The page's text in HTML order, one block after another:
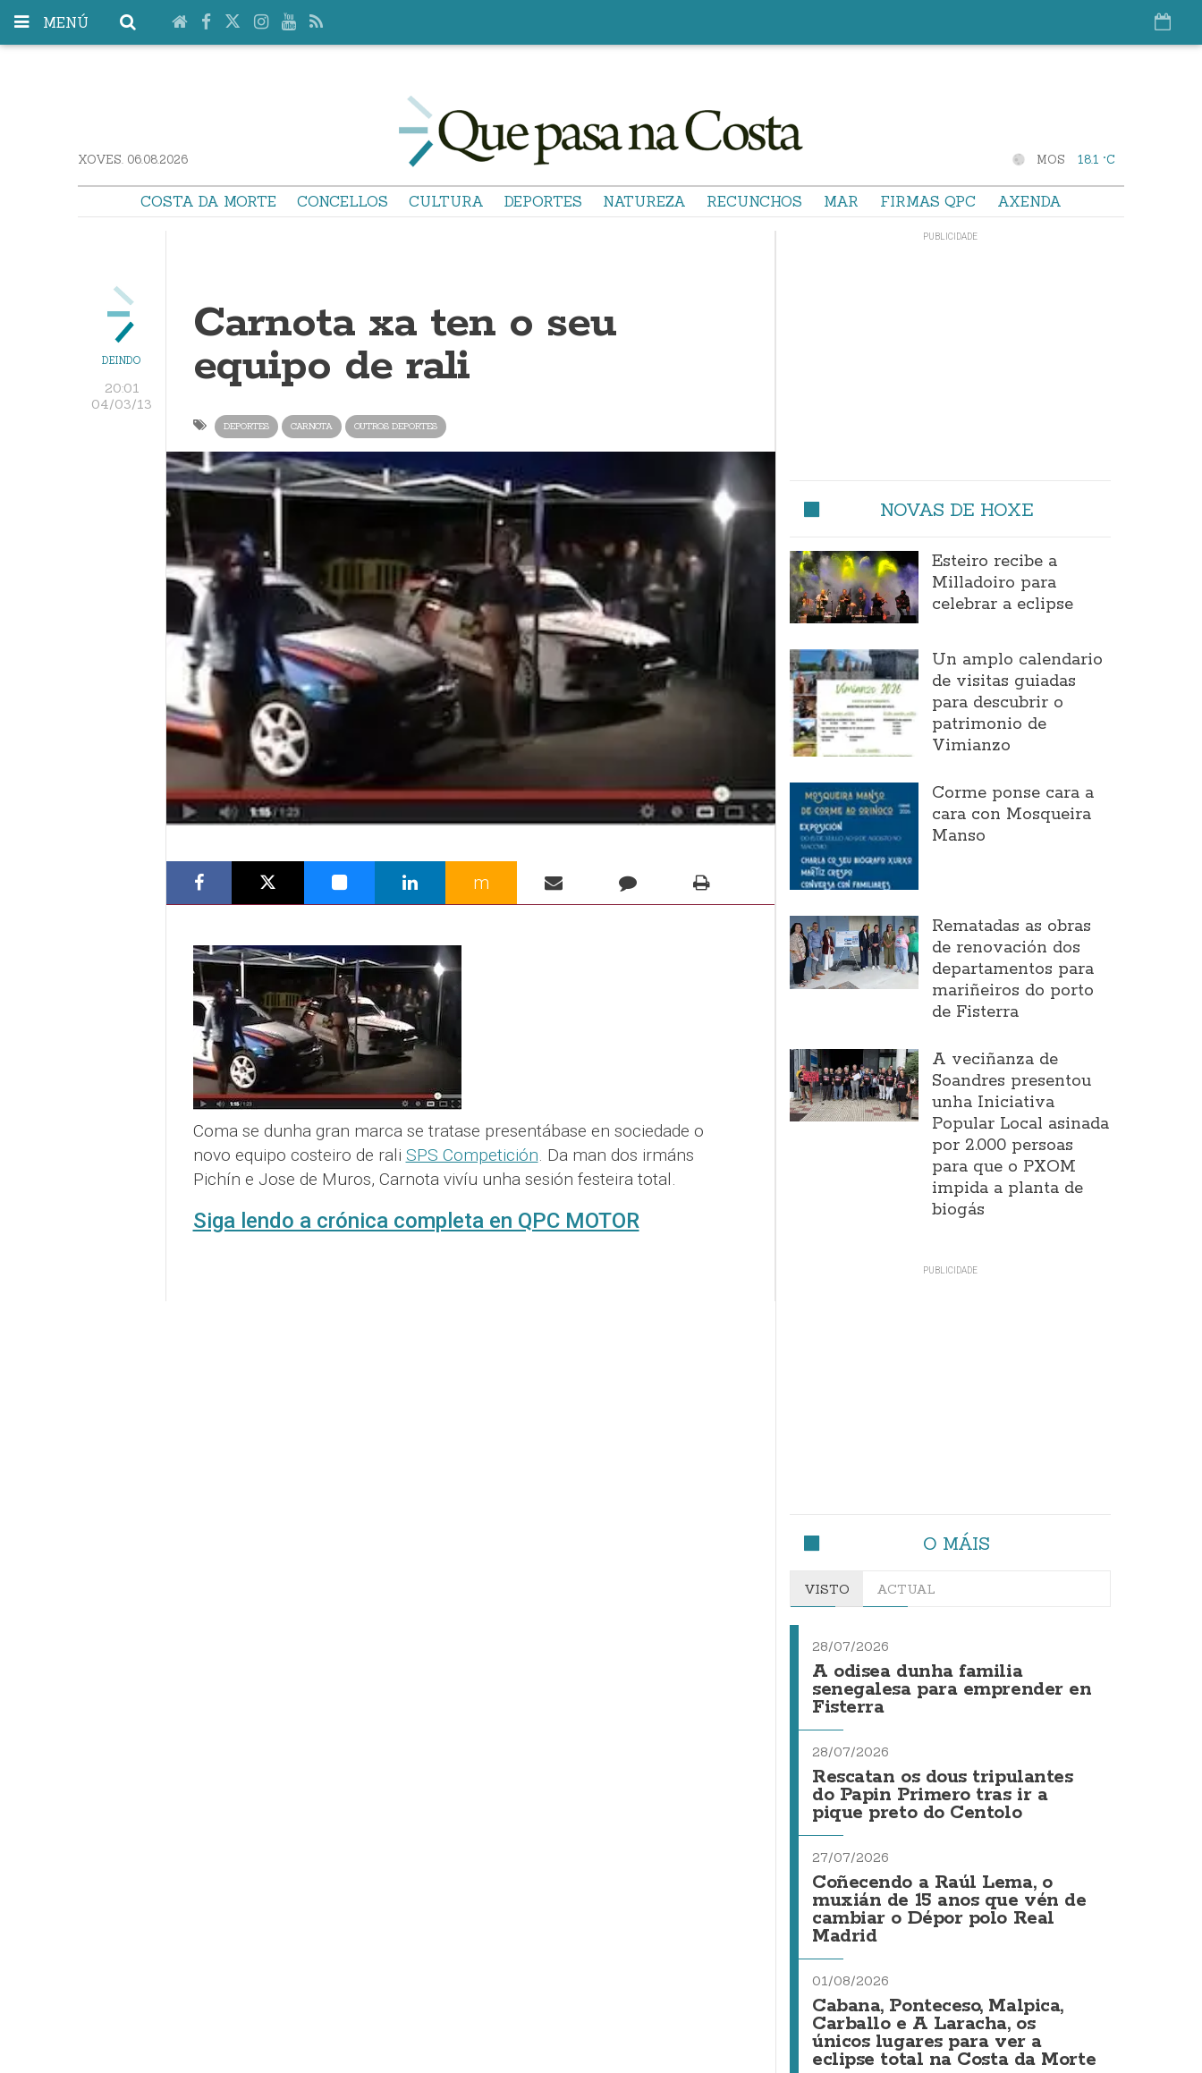
MENÚ
XOVES. 06.08.2026 MOS 18.1 °C
COSTA DA MORTE CONCELLOS CULTURA DEPORTES NATUREZA RECUNCHOS MAR FIRMAS QPC AXENDA
DEINDO
20:01
04/03/13
Carnota xa ten o seu
equipo de rali
DEPORTES CARNOTA OUTROS DEPORTES
m
Coma se dunha gran marca se tratase presentábase en sociedade o
novo equipo costeiro de rali SPS Competición. Da man dos irmáns
Pichín e Jose de Muros, Carnota vivíu unha sesión festeira total.
Siga lendo a crónica completa en QPC MOTOR
NOVAS DE HOXE
Esteiro recibe a
Milladoiro para
celebrar a eclipse
Un amplo calendario
de visitas guiadas
para descubrir o
patrimonio de
Vimianzo
Corme ponse cara a
cara con Mosqueira
Manso
Rematadas as obras
de renovación dos
departamentos para
mariñeiros do porto
de Fisterra
A veciñanza de
Soandres presentou
unha Iniciativa
Popular Local asinada
por 2.000 persoas
para que o PXOM
impida a planta de
biogás
O MÁIS
VISTO ACTUAL
28/07/2026
A odisea dunha familia
senegalesa para emprender en
Fisterra
28/07/2026
Rescatan os dous tripulantes
do Papin Primero tras ir a
pique preto do Centolo
27/07/2026
Coñecendo a Raúl Lema, o
muxián de 15 anos que vén de
cambiar o Dépor polo Real
Madrid
01/08/2026
Cabana, Ponteceso, Malpica,
Carballo e A Laracha, os
únicos lugares para ver a
eclipse total na Costa da Morte